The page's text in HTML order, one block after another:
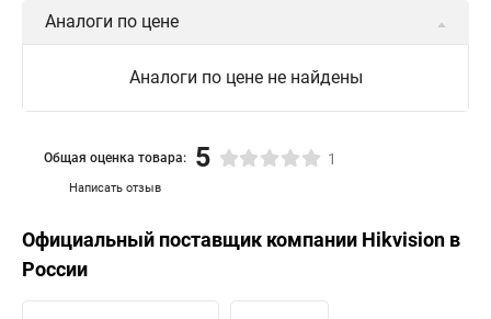
Аналоги по цене
Аналоги по цене не найдены
Написать отзыв
Общая оценка товара: 5 1
Официальный поставщик компании Hikvision в
России